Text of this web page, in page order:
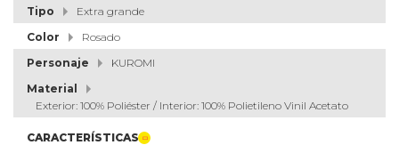
Tipo
Extra grande
Color
Rosado
Personaje
KUROMI
Material
Exterior: 100% Poliéster / Interior: 100% Polietileno Vinil Acetato
CARACTERÍSTICAS